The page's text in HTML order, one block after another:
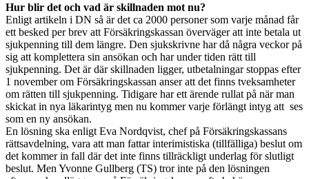
Hur blir det och vad är skillnaden mot nu?
Enligt artikeln i DN så är det ca 2000 personer som varje månad får
ett besked per brev att Försäkringskassan överväger att inte betala ut
sjukpenning till dem längre. Den sjukskrivne har då några veckor på
sig att komplettera sin ansökan och har under tiden rätt till
sjukpenning. Det är där skillnaden ligger, utbetalningar stoppas efter
1 november om Försäkringskassan anser att det finns tveksamheter
om rätten till sjukpenning. Tidigare har ett ärende rullat på när man
skickat in nya läkarintyg men nu kommer varje förlängt intyg att ses
som en ny ansökan.
En lösning ska enligt Eva Nordqvist, chef på Försäkringskassans
rättsavdelning, vara att man fattar interimistiska (tillfälliga) beslut om
det kommer in fall där det inte finns tillräckligt underlag för slutligt
beslut. Men Yvonne Gullberg (TS) tror inte på den lösningen